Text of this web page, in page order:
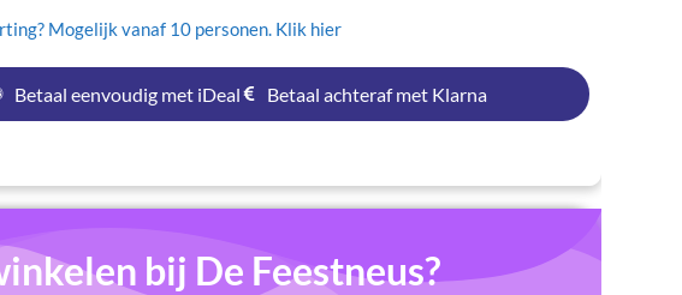
Mogelijk vanaf 10 personen. Klik hier
Betaal eenvoudig met iDeal Betaal achteraf met Klarna
bij De Feestneus?